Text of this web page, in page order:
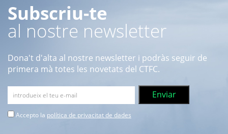
Subscriu-te
al nostre newsletter
Dona't d'alta al nostre newsletter i podràs seguir de
primera mà totes les novetats del CTFC.
Accepto la política de privacitat de dades